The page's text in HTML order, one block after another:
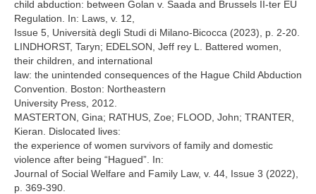
child abduction: between Golan v. Saada and Brussels II-ter EU
Regulation. In: Laws, v. 12,
Issue 5, Università degli Studi di Milano-Bicocca (2023), p. 2-20.
LINDHORST, Taryn; EDELSON, Jeff rey L. Battered women,
their children, and international
law: the unintended consequences of the Hague Child Abduction
Convention. Boston: Northeastern
University Press, 2012.
MASTERTON, Gina; RATHUS, Zoe; FLOOD, John; TRANTER,
Kieran. Dislocated lives:
the experience of women survivors of family and domestic
violence after being “Hagued”. In:
Journal of Social Welfare and Family Law, v. 44, Issue 3 (2022),
p. 369-390.